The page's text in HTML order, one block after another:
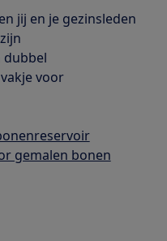
jij en je gezinsleden
dubbel
voor
gemalen bonen